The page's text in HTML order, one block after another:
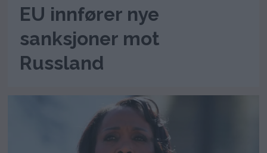
EU innfører nye
sanksjoner mot
Russland